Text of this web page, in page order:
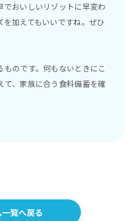
でおいしいリゾットに早変わ
を加えてもいいですね。ぜひ
のです。何もないときにこ
て、家族に合う食料備蓄を確
覧へ戻る